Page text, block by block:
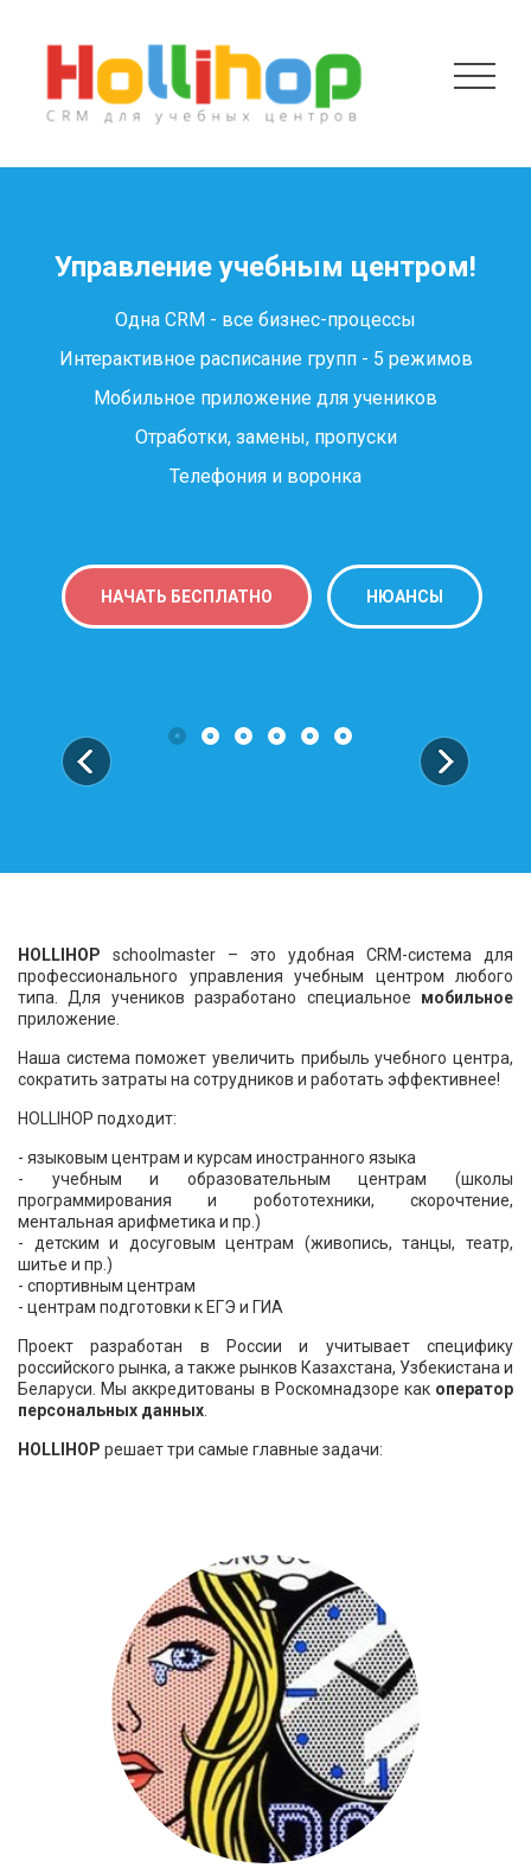
НАЧАТЬ БЕСПЛАТНО НЮАНСЫ
Управление учебным центром!
Одна CRM - все бизнес-процессы
Интерактивное расписание групп - 5 режимов
Мобильное приложение для учеников
Отработки, замены, пропуски
Телефония и воронка
HOLLIHOP schoolmaster
– это удобная CRM-система для
профессионального управления учебным центром любого
типа. Для учеников разработано специальное мобильное
приложение.
Наша система поможет увеличить прибыль учебного центра,
сократить затраты на сотрудников и работать эффективнее!
HOLLIHOP подходит:
- языковым центрам и курсам иностранного языка
- учебным и образовательным центрам (школы
программирования и робототехники, скорочтение,
ментальная арифметика и пр.)
- детским и досуговым центрам (живопись, танцы, театр,
шитье и пр.)
- спортивным центрам
- центрам подготовки к ЕГЭ и ГИА
Проект разработан в России и учитывает специфику
российского рынка, а также рынков Казахстана, Узбекистана и
Беларуси. Мы аккредитованы в Роскомнадзоре как оператор
персональных данных.
HOLLIHOP решаеттри самые главные задачи: